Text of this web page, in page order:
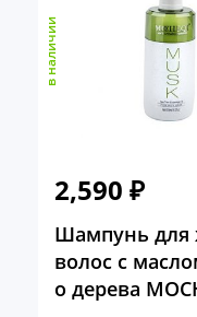
2,590 ₽
в наличии
Шампунь
волос с
о дерева